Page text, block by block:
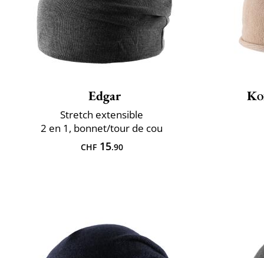
Edgar
Stretch extensible
2 en 1, bonnet/tour de cou
CHF15.90